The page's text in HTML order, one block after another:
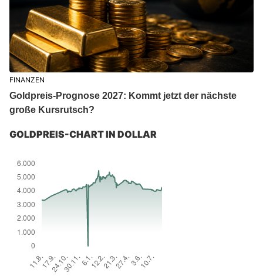
FINANZEN
Goldpreis-Prognose 2027: Kommt jetzt der nächste
große Kursrutsch?
GOLDPREIS-CHART IN DOLLAR